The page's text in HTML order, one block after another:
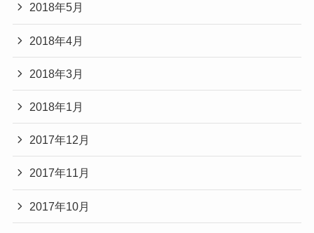
2018年5月
2018年4月
2018年3月
2018年1月
2017年12月
2017年11月
2017年10月